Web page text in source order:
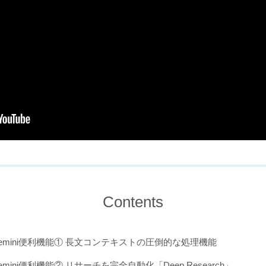
Contents
便利機能① 長文コンテキストの圧倒的な処理機能